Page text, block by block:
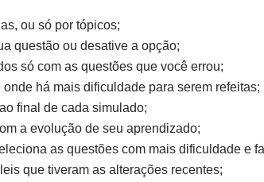
ou só por tópicos;
questão ou desative a opção;
só com as questões que você errou;
há mais dificuldade para serem refeitas;
final de cada simulado;
a evolução de seu aprendizado;
as questões com mais dificuldade e
que tiveram as alterações recentes;